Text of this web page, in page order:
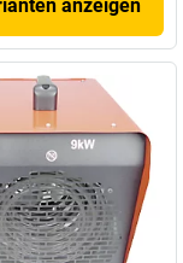
anzeigen